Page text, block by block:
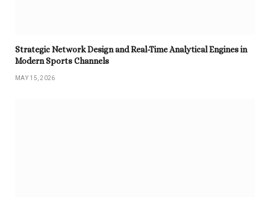
Strategic Network Design and Real-Time Analytical Engines in
Modern Sports Channels
MAY 15, 2026